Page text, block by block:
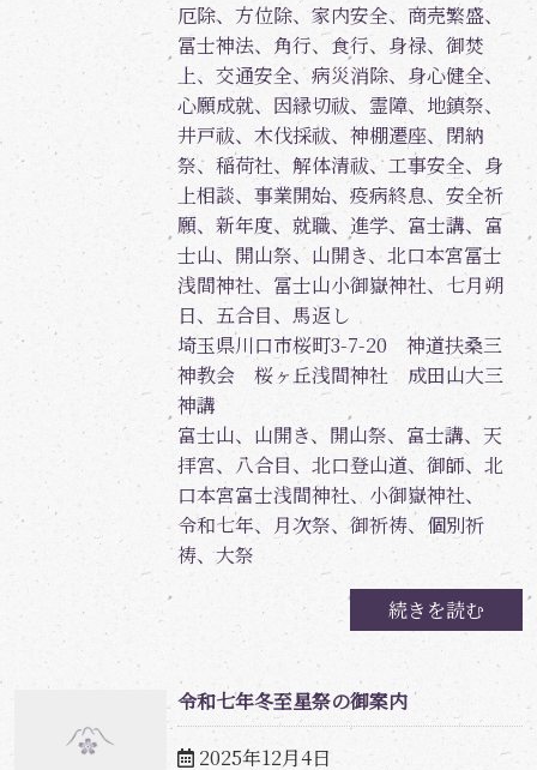
厄除、方位除、家内安全、商売繁盛、
冨士神法、角行、食行、身禄、御焚
上、交通安全、病災消除、身心健全、
心願成就、因縁切祓、霊障、地鎮祭、
井戸祓、木伐採祓、神棚遷座、閉納
祭、稲荷社、解体清祓、工事安全、身
上相談、事業開始、疫病終息、安全祈
願、新年度、就職、進学、富士講、富
士山、開山祭、山開き、北口本宮冨士
浅間神社、冨士山小御嶽神社、七月朔
日、五合目、馬返し
埼玉県川口市桜町3-7-20 神道扶桑三
神教会 桜ヶ丘浅間神社 成田山大三
神講
富士山、山開き、開山祭、富士講、天
拝宮、八合目、北口登山道、御師、北
口本宮富士浅間神社、小御嶽神社、
令和七年、月次祭、御祈祷、個別祈
祷、大祭
続きを読む
令和七年冬至星祭の御案内
2025年12月4日